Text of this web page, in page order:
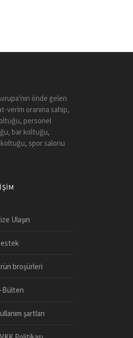
önde gelen
verim oranına sahip,
personel
bar koltuğu,
spor salonu
Ulaşın
broşürleri
Bülten
şartları